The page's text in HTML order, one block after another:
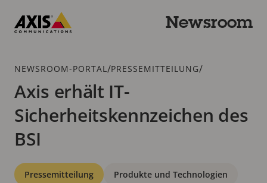
Hauptinhalt
springen
Newsroom
Breadcrumb
NEWSROOM-PORTAL /PRESSEMITTEILUNG/
Axis erhält IT-
Sicherheitskennzeichen des
BSI
Kategorien
Pressemitteilung Produkte und Technologien